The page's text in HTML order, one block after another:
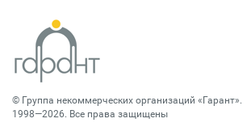
© Группа некоммерческих организаций «Гарант».
1998—2026. Все права защищены